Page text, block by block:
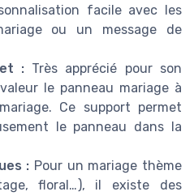
facile avec les
ou un message de
:Très apprécié pour son
le panneau mariage à
Ce support permet
le panneau dans la
: Pour un mariage thème
floral…), il existe des